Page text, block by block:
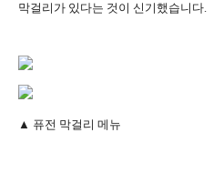
막걸리가 있다는 것이 신기했습니다.
▲ 퓨전 막걸리 메뉴